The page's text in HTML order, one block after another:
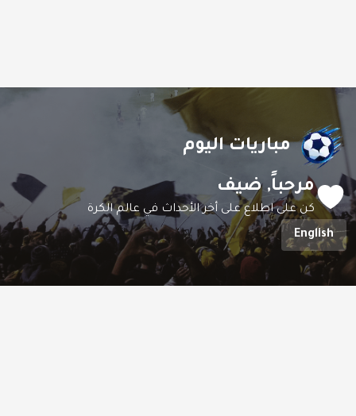
مباريات اليوم
مرحباً, ضيف
كن على اطلاع على أخر الأحداث في عالم الكرة
English